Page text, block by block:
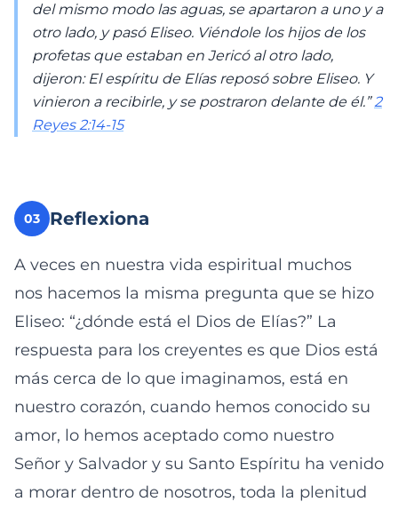
del mismo modo las aguas, se apartaron a uno y a
otro lado, y pasó Eliseo. Viéndole los hijos de los
profetas que estaban en Jericó al otro lado,
dijeron: El espíritu de Elías reposó sobre Eliseo. Y
vinieron a recibirle, y se postraron delante de él.”2
Reyes 2:14-15
03 Reflexiona
A veces en nuestra vida espiritual muchos
nos hacemos la misma pregunta que se hizo
Eliseo: “¿dónde está el Dios de Elías?” La
respuesta para los creyentes es que Dios está
más cerca de lo que imaginamos, está en
nuestro corazón, cuando hemos conocido su
amor, lo hemos aceptado como nuestro
Señor y Salvador y su Santo Espíritu ha venido
a morar dentro de nosotros, toda la plenitud